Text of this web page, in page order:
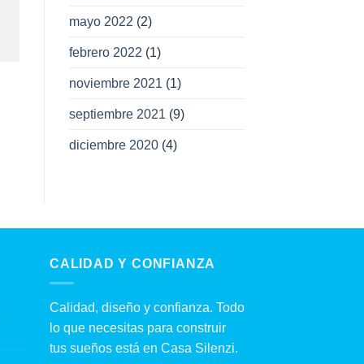
mayo 2022 (2)
febrero 2022 (1)
noviembre 2021 (1)
septiembre 2021 (9)
diciembre 2020(4)
CALIDAD Y CONFIANZA
Calidad, diseño y confianza. Todo
lo que necesitas para construir
tus sueños está en Casa Silenzi.